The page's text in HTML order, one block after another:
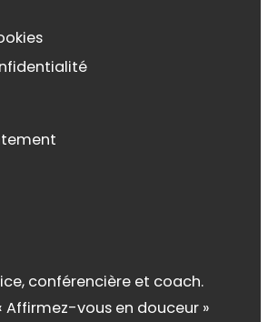
conférencière et coach.
Affirmez-vous en douceur »